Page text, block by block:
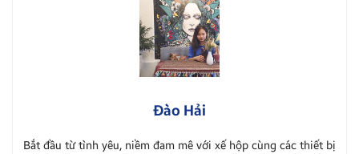
Đào Hải
Bắt đầu từ tình yêu, niềm đam mê với xế hộp cùng các thiết bị